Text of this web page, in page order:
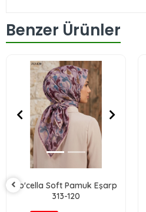
Benzer Ürünler
Lo'cella Soft Pamuk Eşarp
313-120